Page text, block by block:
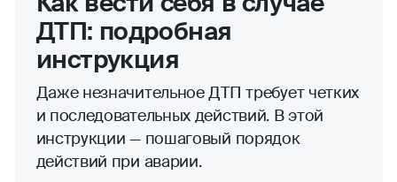
ДТП: подробная
инструкция
Даже незначительное ДТП требует четких
и последовательных действий. В этой
инструкции — пошаговый порядок
действий при аварии.